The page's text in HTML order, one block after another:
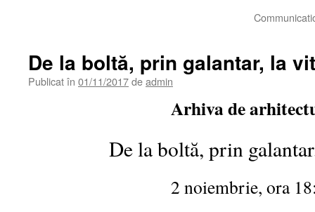
De la boltă, prin galantar, la
Publicat în 01/11/2017deadmin
Arhiva de
De la boltă, prin
2 noiembrie, ora